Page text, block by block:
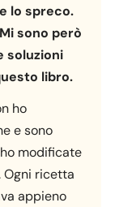
lo spreco.
sono però
soluzioni
libro.
ho
e sono
modificate
Ogni ricetta
appieno